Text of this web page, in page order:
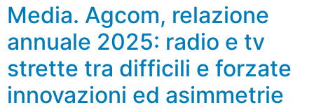
Media. Agcom, relazione
annuale 2025: radio e tv
strette tra difficili e forzate
innovazioni ed asimmetrie